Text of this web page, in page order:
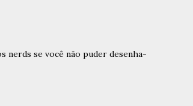
nerds se você não puder desenha-